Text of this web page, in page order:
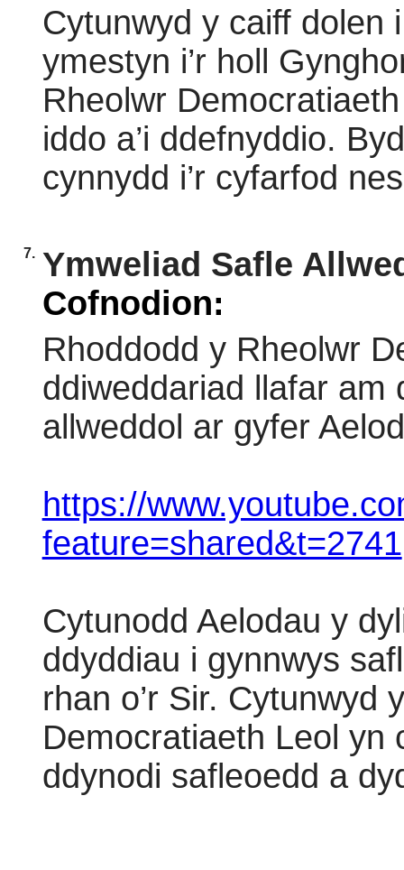
Cytunwyd y caiff dolen
ymestyn i’r holl
Rheolwr
iddo a’i ddefnyddio.
cynnydd i’r cyfarfod
7. Ymweliad Safle
Cofnodion:
Rhoddodd y Rheolwr
ddiweddariad llafar am
allweddol ar gyfer
https://
feature=shared&t=2741
Cytunodd Aelodau y
ddyddiau i gynnwys
rhan o’r Sir. Cytunwyd
Democratiaeth Leol yn
ddynodi safleoedd a